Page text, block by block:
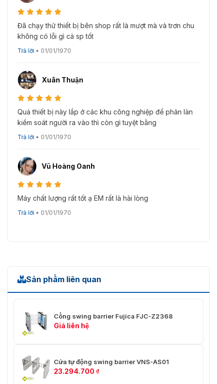
Đã chạy thử thiết bị bên shop rất là mượt mà và trơn chu
không có lỗi gì cả sp tốt
Trả lời • 01/01/1970
Xuân Thuận
Quả thiết bị này lắp ở các khu công nghiệp để phân làn
kiểm soát người ra vào thì còn gì tuyệt bằng
Trả lời • 01/01/1970
Vũ Hoàng Oanh
Máy chất lượng rất tốt ạ EM rất là hài lòng
Trả lời • 01/01/1970
Sản phẩm liên quan
Cổng swing barrier Fujica FJC-Z2368
Giá liên hệ
Cửa tự động swing barrier VNS-AS01
23.294.700 ₫